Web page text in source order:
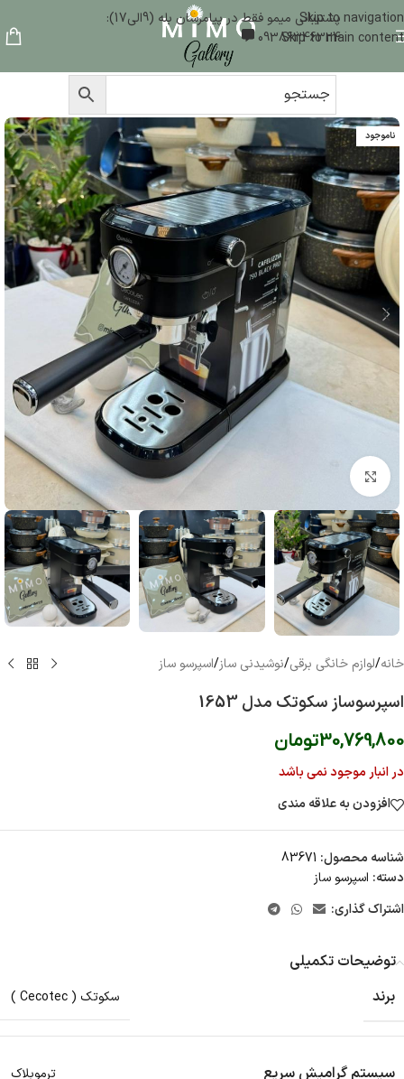
Skip to navigation
Skip to main content
پشتیبانی میمو فقط در پیامرسان بله (9الی17):
09386346324
ناموجود
بزرگنمایی تصویر
خانه/لوازم خانگی برقی/نوشیدنی ساز/اسپرسو ساز
اسپرسوساز سکوتک مدل 1653
30,769,800تومان
در انبار موجود نمی باشد
افزودن به علاقه مندی
شناسه محصول: 83671
دسته: اسپرسو ساز
اشتراک گذاری:
توضیحات تکمیلی
برند
سکوتک ( Cecotec )
سیستم گرامیش سریع ترموبلاک